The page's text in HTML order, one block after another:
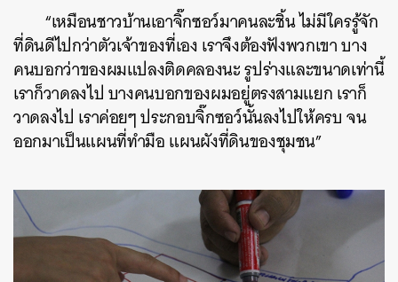
“เหมือนชาวบ้านเอาจิ๊กซอว์มาคนละชิ้น ไม่มีใครรู้จัก
ที่ดินดีไปกว่าตัวเจ้าของที่เอง เราจึงต้องฟังพวกเขา บาง
คนบอกว่าของผมแปลงติดคลองนะ รูปร่างและขนาดเท่านี้
เราก็วาดลงไป บางคนบอกของผมอยู่ตรงสามแยก เราก็
วาดลงไป เราค่อยๆ ประกอบจิ๊กซอว์นั้นลงไปให้ครบ จน
ออกมาเป็นแผนที่ทำมือ แผนผังที่ดินของชุมชน”